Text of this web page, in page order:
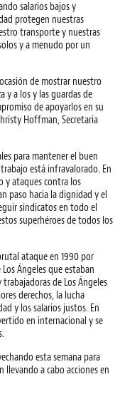
salarios bajos y
protegen nuestras
transporte y nuestras
y a menudo por un
de mostrar nuestro
y a los y las guardas de
de apoyarlos en su
Hoffman, Secretaria
para mantener el buen
está infravalorado. En
y ataques contra los
paso hacia la dignidad y el
sindicatos en todo el
superhéroes de todos los
ataque en 1990 por
Ángeles que estaban
de Los Ángeles
derechos, la lucha
y los salarios justos. En
en internacional y se
esta semana para
llevando a cabo acciones en